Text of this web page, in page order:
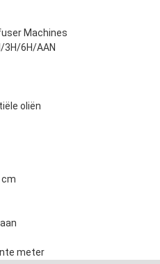
Machines
3H/6H/AAN
oliën
meter